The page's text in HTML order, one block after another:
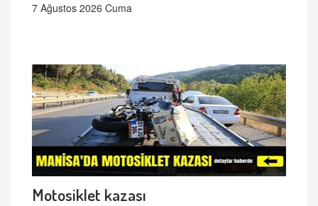
7 Ağustos 2026 Cuma
Motosiklet kazası